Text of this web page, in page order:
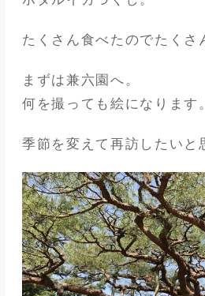
たくさん食べたのでたくさ
まずは兼六園へ。
何を撮っても絵になります
季節を変えて再訪したいと